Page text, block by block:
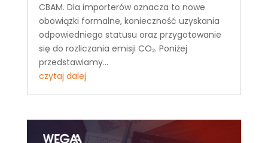
CBAM. Dla importerów oznacza to nowe
obowiązki formalne, konieczność uzyskania
odpowiedniego statusu oraz przygotowanie
się do rozliczania emisji CO₂. Poniżej
przedstawiamy...
czytaj dalej